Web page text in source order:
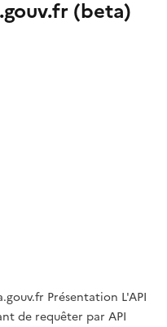
(beta)
Présentation L'API
de requêter par API